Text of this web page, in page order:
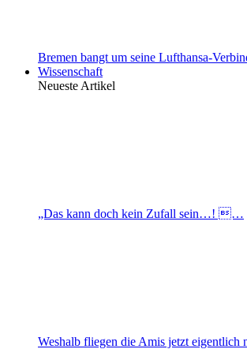
Bremen bangt um seine Lufthansa-
Wissenschaft
Neueste Artikel
„Das kann doch kein Zufall sein…! …
Weshalb fliegen die Amis jetzt